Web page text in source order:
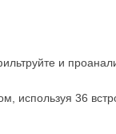
и
используя 36